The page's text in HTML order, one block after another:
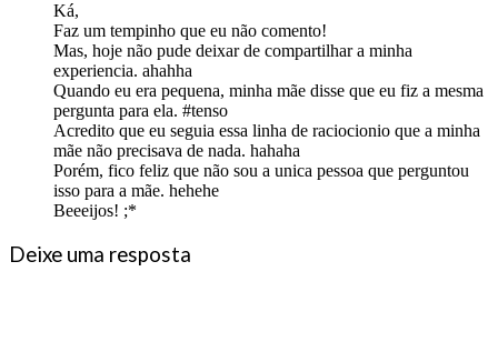
Ká,
Faz um tempinho que eu não comento!
Mas, hoje não pude deixar de compartilhar a minha
experiencia. ahahha
Quando eu era pequena, minha mãe disse que eu fiz a mesma
pergunta para ela. #tenso
Acredito que eu seguia essa linha de raciocionio que a minha
mãe não precisava de nada. hahaha
Porém, fico feliz que não sou a unica pessoa que perguntou
isso para a mãe. hehehe
Beeeijos! ;*
Deixe uma resposta